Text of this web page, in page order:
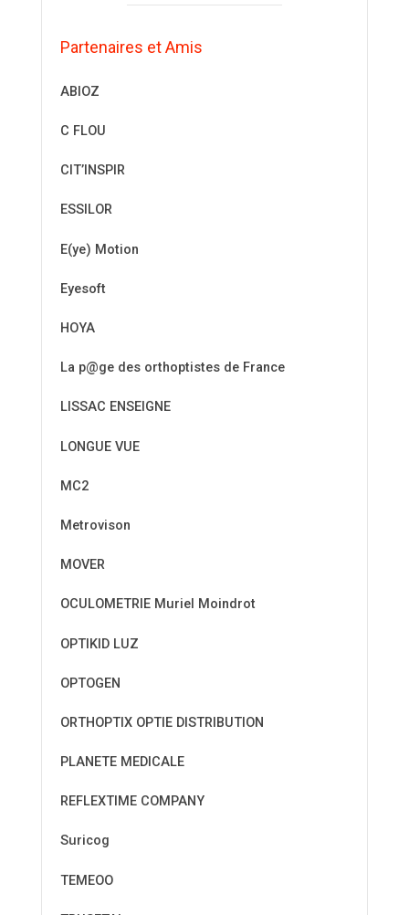
Partenaires et Amis
ABIOZ
C FLOU
CIT’INSPIR
ESSILOR
E(ye) Motion
Eyesoft
HOYA
La p@ge des orthoptistes de France
LISSAC ENSEIGNE
LONGUE VUE
MC2
Metrovison
MOVER
OCULOMETRIE Muriel Moindrot
OPTIKID LUZ
OPTOGEN
ORTHOPTIX OPTIE DISTRIBUTION
PLANETE MEDICALE
REFLEXTIME COMPANY
Suricog
TEMEOO